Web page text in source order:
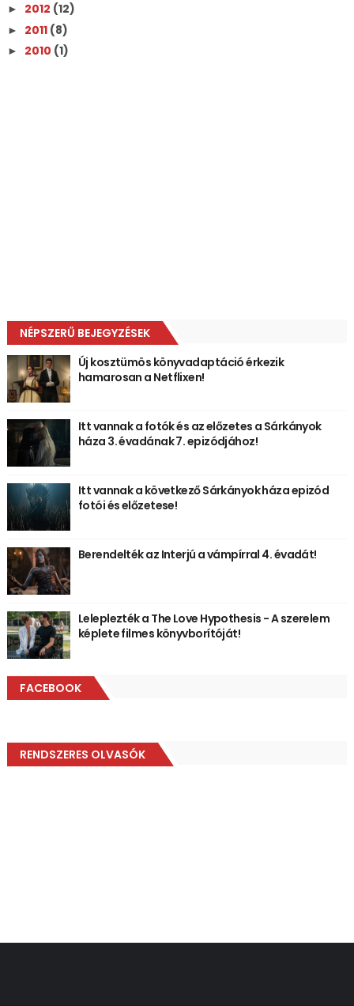
► 2012 (12)
► 2011 (8)
► 2010 (1)
NÉPSZERŰ BEJEGYZÉSEK
Új kosztümös könyvadaptáció érkezik
hamarosan a Netflixen!
Itt vannak a fotók és az előzetes a Sárkányok
háza 3. évadának 7. epizódjához!
Itt vannak a következő Sárkányok háza epizód
fotói és előzetese!
Berendelték az Interjú a vámpírral 4. évadát!
Leleplezték a The Love Hypothesis - A szerelem
képlete filmes könyvborítóját!
FACEBOOK
RENDSZERES OLVASÓK